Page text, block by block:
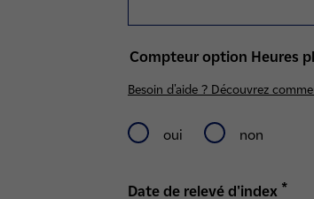
Compteur option Heures
Besoin d'aide ? Découvrez
oui non
Date de relevé d'index *